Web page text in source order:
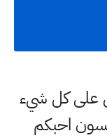
على كل شيء
احبكم